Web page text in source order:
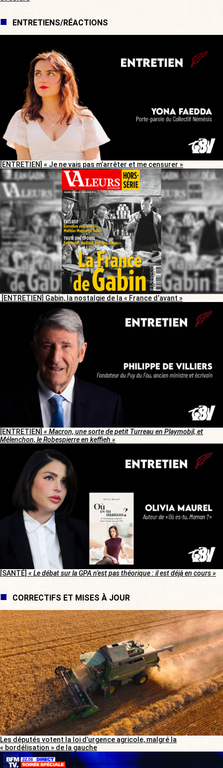
ENTRETIENS/RÉACTIONS
[ENTRETIEN] « Je ne vais pas m’arrêter et me censurer »
[ENTRETIEN] Gabin, la nostalgie de la « France d’avant »
[ENTRETIEN] « Macron, une sorte de petit Turreau en Playmobil, et
Mélenchon, le Robespierre en keffieh »
[SANTÉ] « Le débat sur la GPA n’est pas théorique : il est déjà en cours »
CORRECTIFS ET MISES À JOUR
Les députés votent la loi d’urgence agricole, malgré la
« bordélisation » de la gauche